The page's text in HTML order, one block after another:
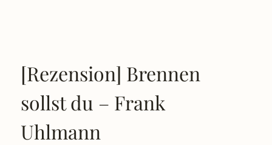
[Rezension] Brennen
sollst du – Frank
Uhlmann